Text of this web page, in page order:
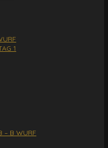
1
– B WURF